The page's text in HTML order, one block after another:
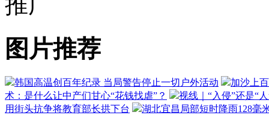
图片推荐
韩国高温创百年纪录 当局警告停止一切户外活动
加沙上
术：是什么让中产们甘心“花钱找虐”？
视线｜“入侵”还是“
用街头抗争将教育部长拱下台
湖北宜昌局部短时降雨128毫